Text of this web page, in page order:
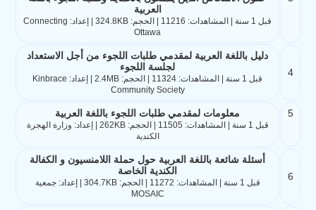
العربية
قبل 1 سنة | المشاهدات: 11216 | الحجم: 324.8KB | إعداد: Connecting
Ottawa
4
دليل باللغة العربية لمقدمي طلبات اللجوء من أجل الاستعداد
لجلسة اللجوء
قبل 1 سنة | المشاهدات: 11324 | الحجم: 2.4MB | إعداد: Kinbrace
Community Society
5 معلومات لمقدمي طلبات اللجوء باللغة العربية
قبل 1 سنة | المشاهدات: 11505 | الحجم: 262KB | إعداد: وزارة الهجرة
الكندية
6
أسئلة شائعة باللغة العربية حول حملة اللامنسيون و الكفالة
الكندية الخاصة
قبل 1 سنة | المشاهدات: 11272 | الحجم: 304.7KB | إعداد: جمعية
MOSAIC